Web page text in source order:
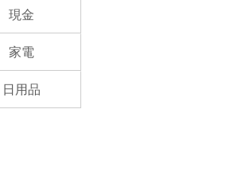
現金
家電
日用品